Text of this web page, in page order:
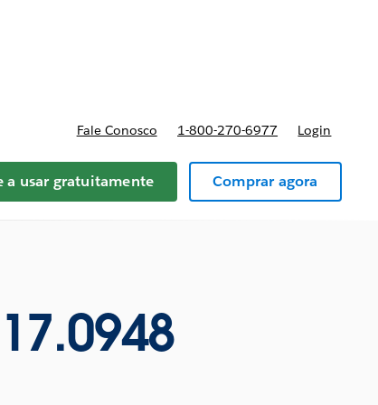
Fale Conosco 1-800-270-6977 Login
a usar gratuitamente Comprar agora